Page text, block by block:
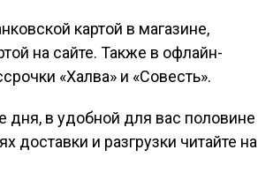
картой в магазине,
на сайте. Также в офлайн-
«Халва» и «Совесть».
дня, в удобной для вас половине
доставки и разгрузки читайте на